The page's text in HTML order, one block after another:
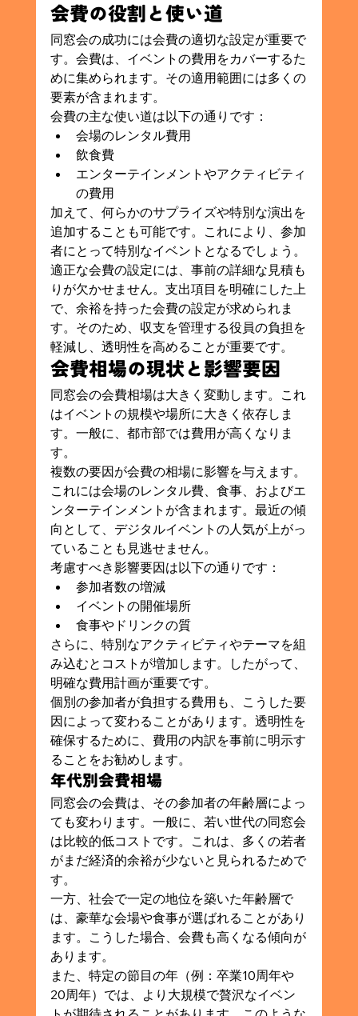
会費の役割と使い道
同窓会の成功には会費の適切な設定が重要で
す。会費は、イベントの費用をカバーするた
めに集められます。その適用範囲には多くの
要素が含まれます。
会費の主な使い道は以下の通りです：
会場のレンタル費用
飲食費
エンターテインメントやアクティビティ
の費用
加えて、何らかのサプライズや特別な演出を
追加することも可能です。これにより、参加
者にとって特別なイベントとなるでしょう。
適正な会費の設定には、事前の詳細な見積も
りが欠かせません。支出項目を明確にした上
で、余裕を持った会費の設定が求められま
す。そのため、収支を管理する役員の負担を
軽減し、透明性を高めることが重要です。
会費相場の現状と影響要因
同窓会の会費相場は大きく変動します。これ
はイベントの規模や場所に大きく依存しま
す。一般に、都市部では費用が高くなりま
す。
複数の要因が会費の相場に影響を与えます。
これには会場のレンタル費、食事、およびエ
ンターテインメントが含まれます。最近の傾
向として、デジタルイベントの人気が上がっ
ていることも見逃せません。
考慮すべき影響要因は以下の通りです：
参加者数の増減
イベントの開催場所
食事やドリンクの質
さらに、特別なアクティビティやテーマを組
み込むとコストが増加します。したがって、
明確な費用計画が重要です。
個別の参加者が負担する費用も、こうした要
因によって変わることがあります。透明性を
確保するために、費用の内訳を事前に明示す
ることをお勧めします。
年代別会費相場
同窓会の会費は、その参加者の年齢層によっ
ても変わります。一般に、若い世代の同窓会
は比較的低コストです。これは、多くの若者
がまだ経済的余裕が少ないと見られるためで
す。
一方、社会で一定の地位を築いた年齢層で
は、豪華な会場や食事が選ばれることがあり
ます。こうした場合、会費も高くなる傾向が
あります。
また、特定の節目の年（例：卒業10周年や
20周年）では、より大規模で贅沢なイベン